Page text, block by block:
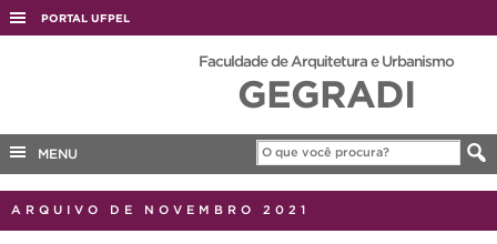
PORTAL UFPEL
EDITAIS
Faculdade de Arquitetura e Urbanismo
GEGRADI
MENU
ARQUIVO DE NOVEMBRO 2021